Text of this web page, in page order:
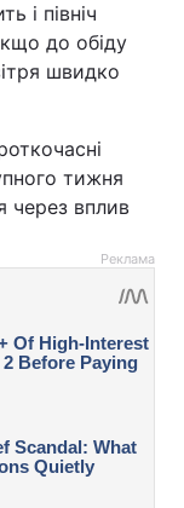
і північ
до обіду
швидко
тижня
через вплив
Реклама